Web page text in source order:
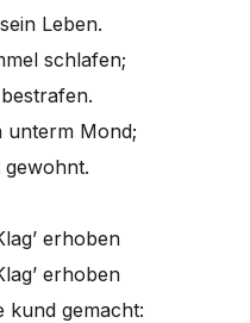
Leben.
schlafen;
unterm Mond;
gewohnt.
erhoben
erhoben
kund gemacht: